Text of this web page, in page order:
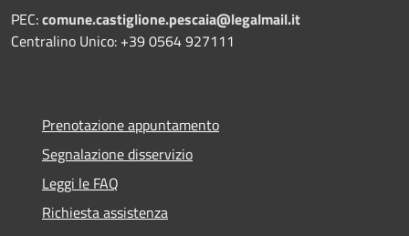
PEC:comune.castiglione.pescaia@legalmail.it
Centralino Unico: +39 0564 927111
Prenotazione appuntamento
Segnalazione disservizio
Leggi le FAQ
Richiesta assistenza